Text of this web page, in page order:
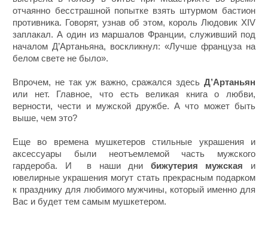
отчаянно бесстрашной попытке взять штурмом бастион
противника. Говорят, узнав об этом, король Людовик XIV
заплакал. А один из маршалов Франции, служивший под
началом Д’Артаньяна, воскликнул: «Лучше француза на
белом свете не было».
Впрочем, не так уж важно, сражался здесь Д’Артаньян
или нет. Главное, что есть великая книга о любви,
верности, чести и мужской дружбе. А что может быть
выше, чем это?
Еще во времена мушкетеров стильные украшения и
аксессуары были неотъемлемой часть мужского
гардероба. И в наши дни бижутерия мужская и
ювелирные украшения могут стать прекрасным подарком
к празднику для любимого мужчины, который именно для
Вас и будет тем самым мушкетером.